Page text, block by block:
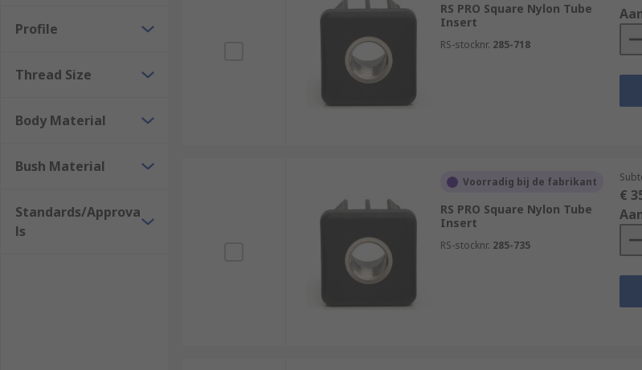
Bush material
Profile
Thread Size
Body Material
Bush Material
Standards/Approva
ls
RS PRO Square Nylon Tube
Insert
RS-stocknr. 285-718
Voorradig bij de fabrikant
RS PRO Square Nylon Tube
Insert
RS-stocknr. 285-735
€